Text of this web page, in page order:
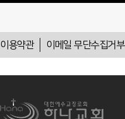
이용약관 이메일 무단수집거부